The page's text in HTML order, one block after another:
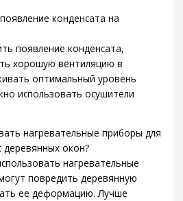
конденсата на
появление конденсата,
хорошую вентиляцию в
оптимальный уровень
использовать осушители
нагревательные приборы для
деревянных окон?
нагревательные
повредить деревянную
ее деформацию. Лучше